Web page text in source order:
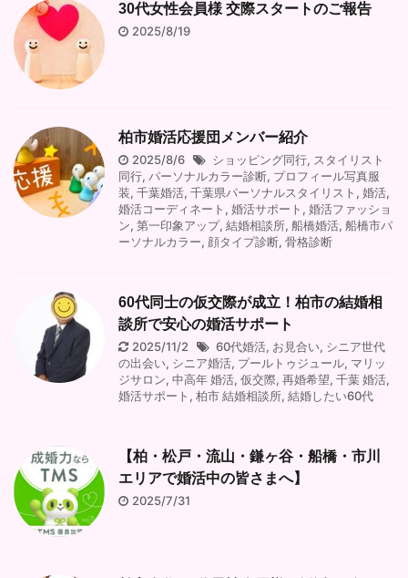
30代女性会員様 交際スタートのご報告
2025/8/19
柏市婚活応援団メンバー紹介
2025/8/6 ショッピング同行, スタイリスト
同行, パーソナルカラー診断, プロフィール写真服
装, 千葉婚活, 千葉県パーソナルスタイリスト , 婚活,
婚活コーディネート , 婚活サポート , 婚活ファッショ
ン, 第一印象アップ, 結婚相談所, 船橋婚活, 船橋市パ
ーソナルカラー, 顔タイプ診断, 骨格診断
60代同士の仮交際が成立！柏市の結婚相
談所で安心の婚活サポート
2025/11/2 60代婚活, お見合い, シニア世代
の出会い, シニア婚活, プールトゥジュール, マリッ
ジサロン, 中高年 婚活, 仮交際, 再婚希望, 千葉 婚活,
婚活サポート , 柏市 結婚相談所, 結婚したい60代
【柏・松戸・流山・鎌ヶ谷・船橋・市川
エリアで婚活中の皆さまへ】
2025/7/31